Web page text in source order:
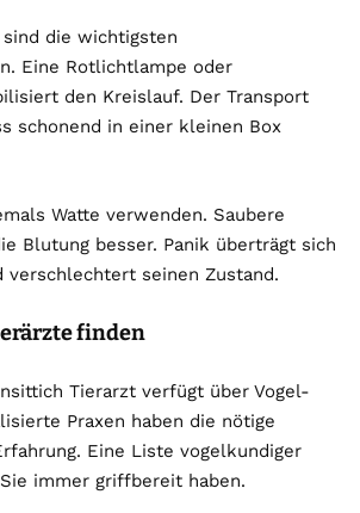
sind die wichtigsten
Eine Rotlichtlampe oder
den Kreislauf. Der Transport
schonend in einer kleinen Box
Watte verwenden. Saubere
Blutung besser. Panik überträgt sich
verschlechtert seinen Zustand.
finden
Tierarzt verfügt über Vogel-
Praxen haben die nötige
Eine Liste vogelkundiger
immer griffbereit haben.